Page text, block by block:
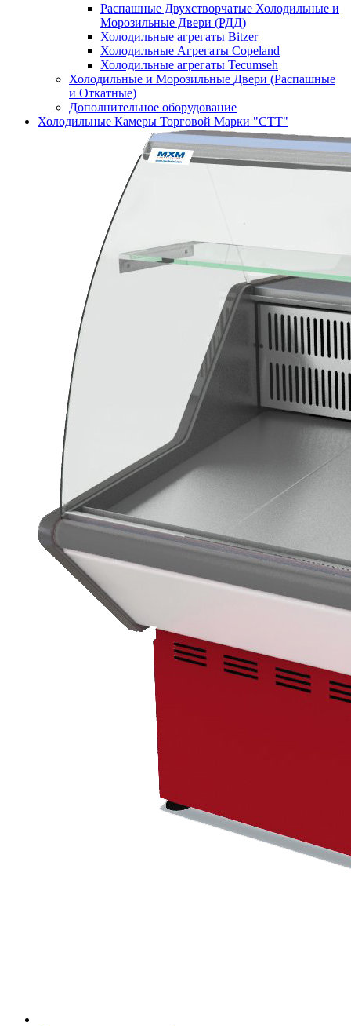
Распашные Двухстворчатые Холодильные и
Морозильные Двери (РДД)
Холодильные агрегаты Bitzer
Холодильные Агрегаты Copeland
Холодильные агрегаты Tecumseh
Холодильные и Морозильные Двери (Распашные
и Откатные)
Дополнительное оборудование
Холодильные Камеры Торговой Марки "СТТ"